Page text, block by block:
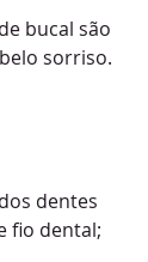
bucal são
sorriso.
dentes
fio dental;